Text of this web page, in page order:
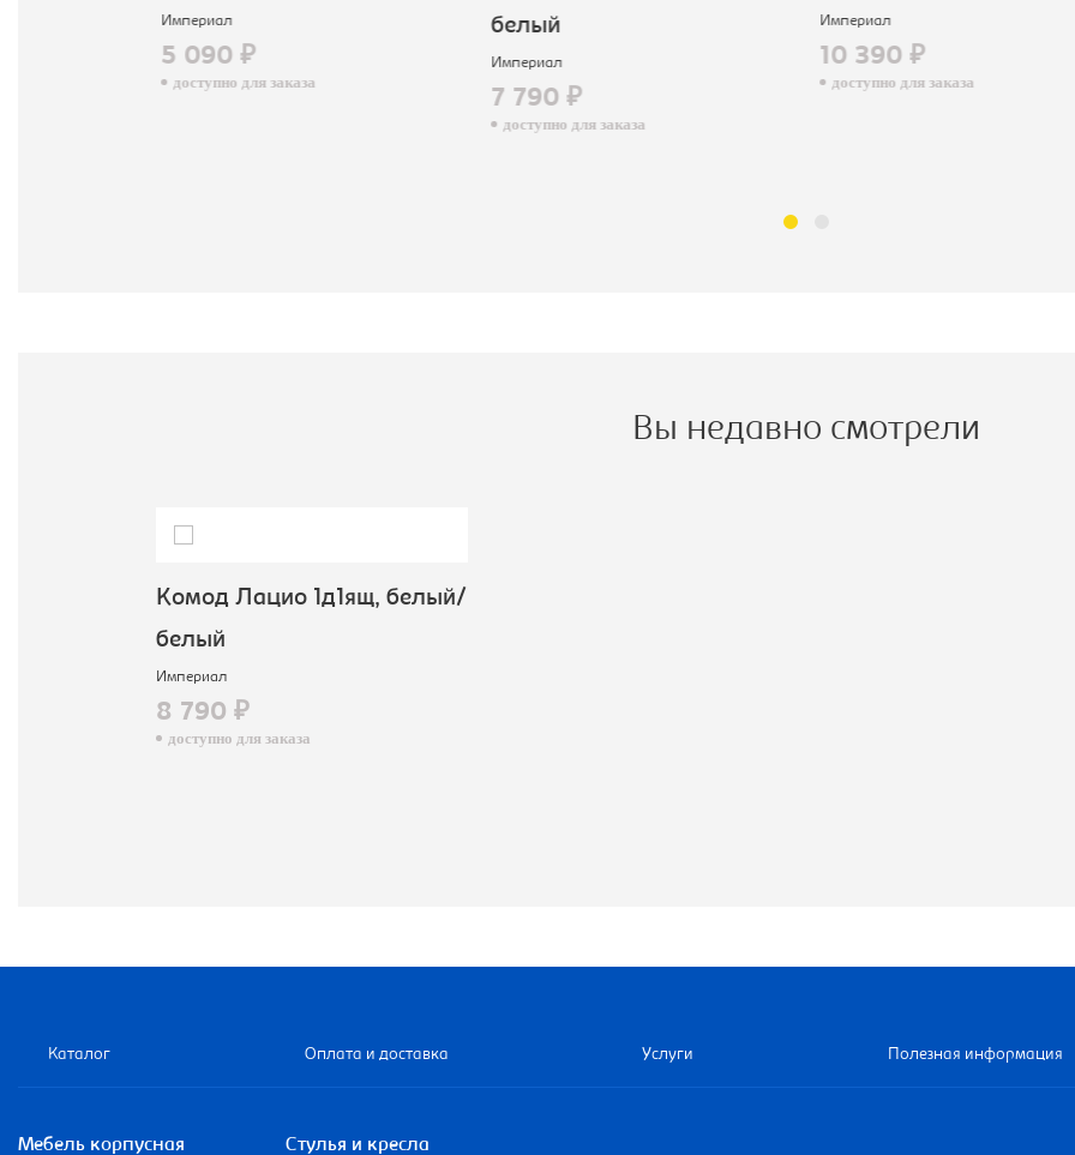
Империал
5 090 ₽
доступно для заказа
белый
Империал
7 790 ₽
доступно для заказа
Империал
10 390 ₽
доступно для заказа
Вы недавно смотрели
Комод Лацио 1д1ящ, белый/
белый
Империал
8 790 ₽
доступно для заказа
Каталог Оплата и доставка Услуги Полезная информация
Мебель корпусная Стулья и кресла